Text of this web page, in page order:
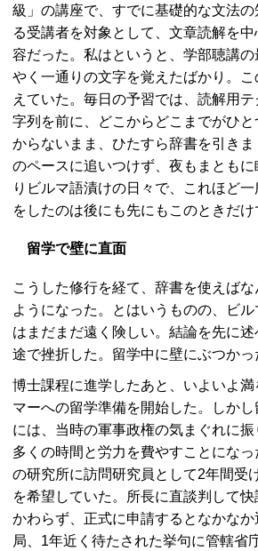
級」の講座で、すでに基礎的な文法
る受講者を対象として、文章読解を
容だった。私はというと、学部聴講の
やく一通りの文字を覚えたばかり。
えていた。毎日の予習では、読解用
字列を前に、どこからどこまでがひ
からないまま、ひたすら辞書を引き
のペースに追いつけず、夜もまとも
りビルマ語漬けの日々で、これほど
をしたのは後にも先にもこのときだけ
留学で壁に直面
こうした修行を経て、辞書を使えば
ようになった。とはいうものの、ビ
はまだまだ遠く険しい。結論を先に
途で挫折した。留学中に壁にぶつかっ
博士課程に進学したあと、いよいよ
マーへの留学準備を開始した。しか
には、当時の軍事政権の気まぐれに
多くの時間と労力を費やすことにな
の研究所に訪問研究員として2年間受
を希望していた。所長に直談判して
かわらず、正式に申請するとなかな
局、1年近く待たされた挙句に管轄省